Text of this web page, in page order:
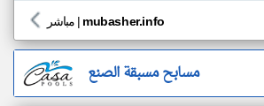
مباشر | mubasher.info
مسابح مسبقة الصنع